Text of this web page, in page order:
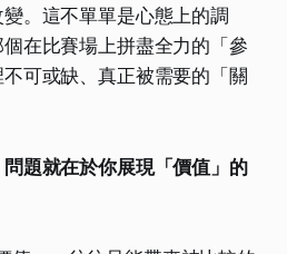
。這不單單是心態上的調
在比賽場上拼盡全力的「參
可或缺、真正被需要的「關
題就在於你展現「價值」的